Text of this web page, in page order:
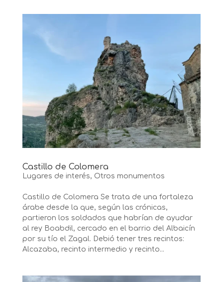
Castillo de Colomera
Lugares de interés, Otros monumentos
Castillo de Colomera Se trata de una fortaleza
árabe desde la que, según las crónicas,
partieron los soldados que habrían de ayudar
al rey Boabdil, cercado en el barrio del Albaicín
por su tío el Zagal. Debió tener tres recintos:
Alcazaba, recinto intermedio y recinto...